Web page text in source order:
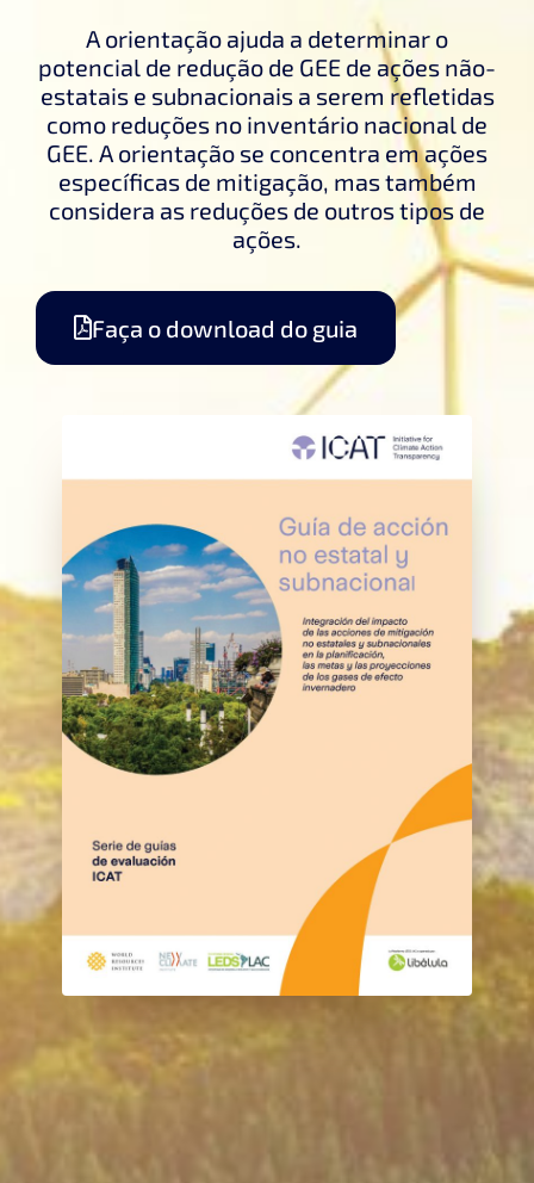
A orientação ajuda a determinar o
potencial de redução de GEE de ações não-
estatais e subnacionais a serem refletidas
como reduções no inventário nacional de
GEE. A orientação se concentra em ações
específicas de mitigação, mas também
considera as reduções de outros tipos de
ações.
Faça o download do guia